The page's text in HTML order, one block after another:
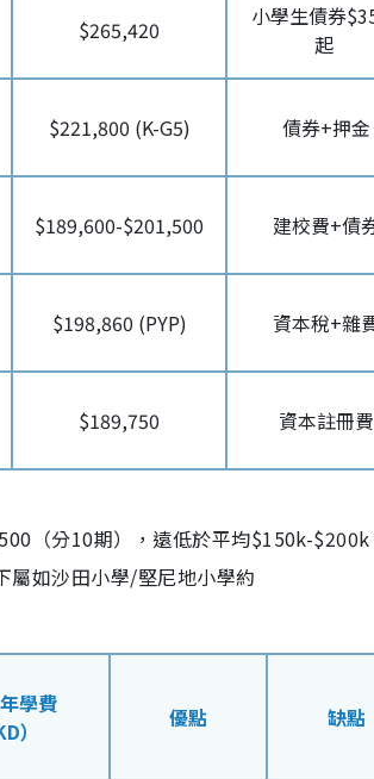
$265,420
小學生債券
起
$221,800 (K-G5) 債券+押金
$189,600-$201,500 建校費+債
$198,860 (PYP) 資本稅+雜
$189,750 資本註冊費
（分10期），遠低於平均$150k-
屬如沙田小學/堅尼地小學約
學費
）
優點 缺點